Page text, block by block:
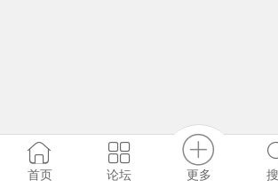
首页 论坛 更多